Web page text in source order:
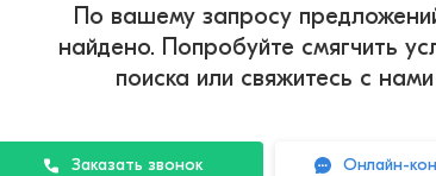
По вашему запросу
найдено. Попробуйте смягчить
поиска или свяжитесь с нами
Заказать звонок Онлайн-